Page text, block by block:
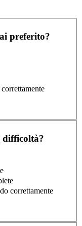
preferito?
difficoltà?
correttamente